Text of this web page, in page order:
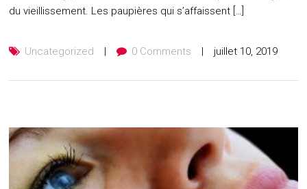
du vieillissement. Les paupières qui s’affaissent […]
Uncategorized 0 Comments juillet 10, 2019